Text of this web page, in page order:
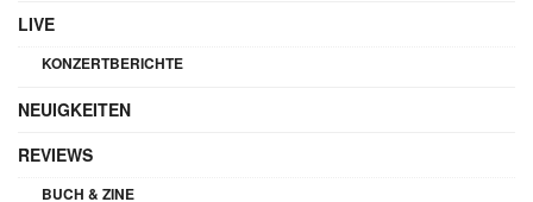
LIVE
KONZERTBERICHTE
NEUIGKEITEN
REVIEWS
BUCH & ZINE